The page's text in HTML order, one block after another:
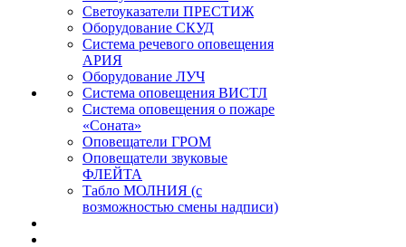
Светоуказатели ПРЕСТИЖ
Оборудование СКУД
Система речевого оповещения
АРИЯ
Оборудование ЛУЧ
Система оповещения ВИСТЛ
Система оповещения о пожаре
«Соната»
Оповещатели ГРОМ
Оповещатели звуковые
ФЛЕЙТА
Табло МОЛНИЯ (с
возможностью смены надписи)